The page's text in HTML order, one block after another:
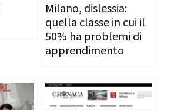
Milano, dislessia:
quella classe in cui il
50% ha problemi di
apprendimento